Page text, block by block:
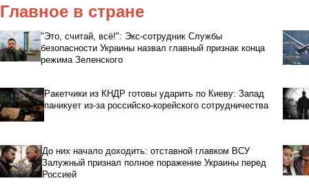
Главное в стране
"Это, считай, всё!": Экс-сотрудник Службы
безопасности Украины назвал главный признак конца
режима Зеленского
Ракетчики из КНДР готовы ударить по Киеву: Запад
паникует из-за российско-корейского сотрудничества
До них начало доходить: отставной главком ВСУ
Залужный признал полное поражение Украины перед
Россией